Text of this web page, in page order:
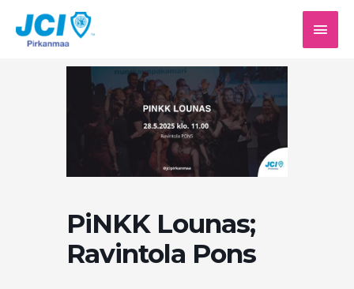
sisältöön
PiNKK Lounas;
Ravintola Pons